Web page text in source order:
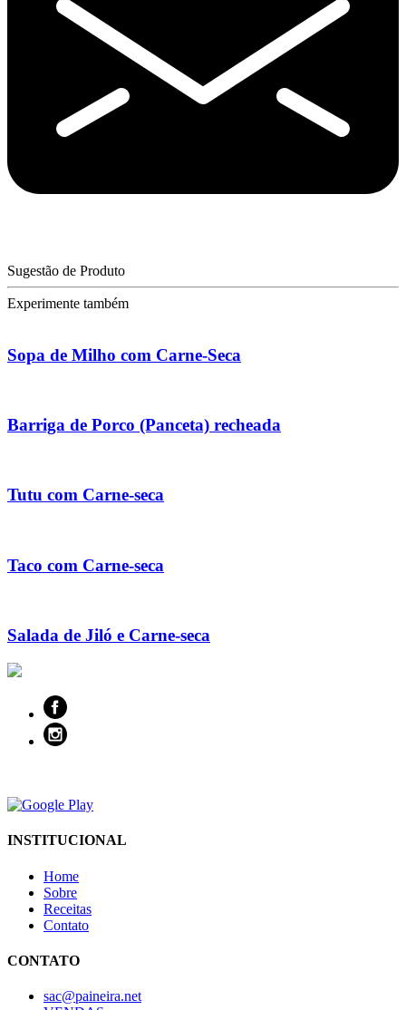
Sugestão de Produto
Experimente também
Sopa de Milho com Carne-Seca
Barriga de Porco (Panceta) recheada
Tutu com Carne-seca
Taco com Carne-seca
Salada de Jiló e Carne-seca
INSTITUCIONAL
Home
Sobre
Receitas
Contato
CONTATO
sac@paineira.net